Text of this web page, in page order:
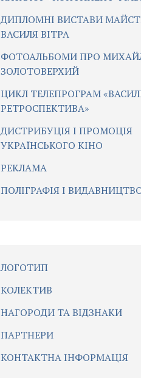
ДИПЛОМНІ ВИСТАВИ
ВАСИЛЯ ВІТРА
ФОТОАЛЬБОМИ ПРО
ЗОЛОТОВЕРХИЙ
ЦИКЛ ТЕЛЕПРОГРАМ
РЕТРОСПЕКТИВА»
ДИСТРИБУЦІЯ І ПРОМОЦІЯ
УКРАЇНСЬКОГО КІНО
РЕКЛАМА
ПОЛІГРАФІЯ І
ЛОГОТИП
КОЛЕКТИВ
НАГОРОДИ ТА ВІДЗНАКИ
ПАРТНЕРИ
КОНТАКТНА ІНФОРМАЦІЯ